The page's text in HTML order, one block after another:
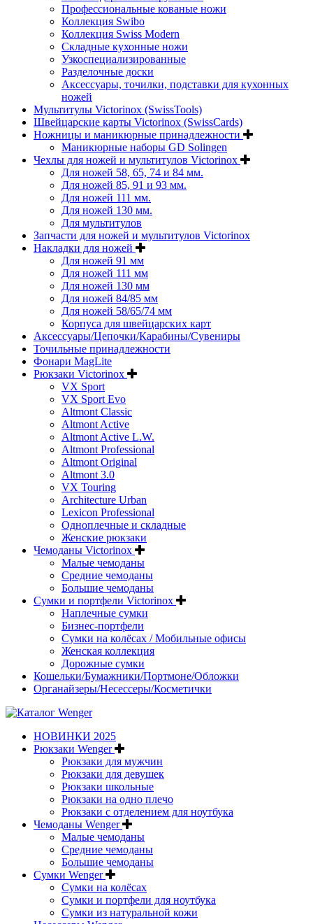
Профессиональные кованые ножи
Коллекция Swibo
Коллекция Swiss Modern
Складные кухонные ножи
Узкоспециализированные
Разделочные доски
Аксессуары, точилки, подставки для кухонных
ножей
Мультитулы Victorinox (SwissTools)
Швейцарские карты Victorinox (SwissCards)
Ножницы и маникюрные принадлежности
Маникюрные наборы GD Solingen
Чехлы для ножей и мультитулов Victorinox
Для ножей 58, 65, 74 и 84 мм.
Для ножей 85, 91 и 93 мм.
Для ножей 111 мм.
Для ножей 130 мм.
Для мультитулов
Запчасти для ножей и мультитулов Victorinox
Накладки для ножей
Для ножей 91 мм
Для ножей 111 мм
Для ножей 130 мм
Для ножей 84/85 мм
Для ножей 58/65/74 мм
Корпуса для швейцарских карт
Аксессуары/Цепочки/Карабины/Сувениры
Точильные принадлежности
Фонари MagLite
Рюкзаки Victorinox
VX Sport
VX Sport Evo
Altmont Classic
Altmont Active
Altmont Active L.W.
Altmont Professional
Altmont Original
Altmont 3.0
VX Touring
Architecture Urban
Lexicon Professional
Одноплечные и складные
Женские рюкзаки
Чемоданы Victorinox
Малые чемоданы
Средние чемоданы
Большие чемоданы
Сумки и портфели Victorinox
Наплечные сумки
Бизнес-портфели
Сумки на колёсах / Мобильные офисы
Женская коллекция
Дорожные сумки
Кошельки/Бумажники/Портмоне/Обложки
Органайзеры/Несессеры/Косметички
НОВИНКИ 2025
Рюкзаки Wenger
Рюкзаки для мужчин
Рюкзаки для девушек
Рюкзаки школьные
Рюкзаки на одно плечо
Рюкзаки с отделением для ноутбука
Чемоданы Wenger
Малые чемоданы
Средние чемоданы
Большие чемоданы
Сумки Wenger
Сумки на колёсах
Сумки и портфели для ноутбука
Сумки из натуральной кожи